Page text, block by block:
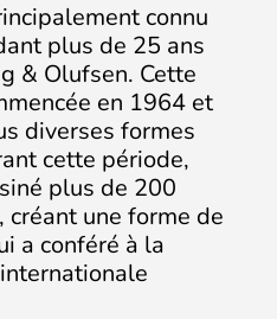
connu
plus de 25 ans
& Olufsen. Cette
en 1964 et
diverses formes
cette période,
plus de 200
une forme de
a conféré à la